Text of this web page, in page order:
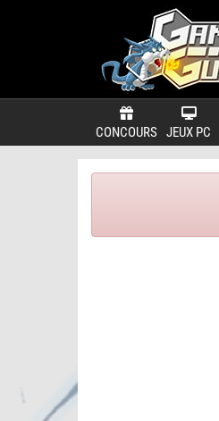
CONCOURS JEUX PC